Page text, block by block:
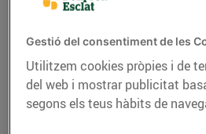
GASTRONOMIA I
Gestió del consentiment de les
Utilitzem cookies pròpies i de
del web i mostrar publicitat
segons els teus hàbits de